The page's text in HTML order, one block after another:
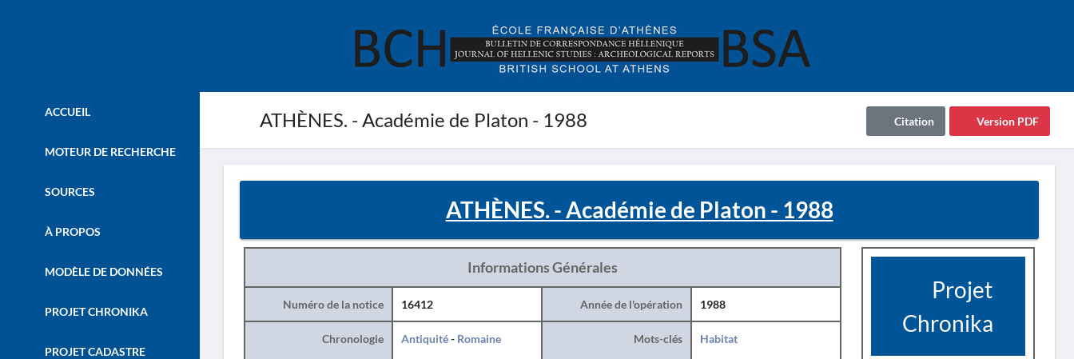
ATHÈNES. - Académie de Platon - 1988 Version PDF
Citation
ACCUEIL
MOTEUR DE RECHERCHE
SOURCES
À PROPOS
MODÈLE DE DONNÉES
PROJET CHRONIKA
PROJET CADASTRE
ATHÈNES. - Académie de Platon - 1988
Informations Générales
Numéro de la notice 16412 Année de l'opération 1988
Chronologie Antiquité- Romaine Mots-clés Habitat
Projet
Chronika